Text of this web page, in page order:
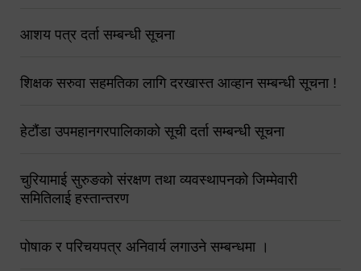
आशय पत्र दर्ता सम्बन्धी सूचना
शिक्षक सरुवा सहमतिका लागि दरखास्त आव्हान सम्बन्धी सूचना !
हेटौंडा उपमहानगरपालिकाको सूची दर्ता सम्बन्धी सूचना
चुरियामाई सुरुङको संरक्षण तथा व्यवस्थापनको जिम्मेवारी
समितिलाई हस्तान्तरण
पोषाक र परिचयपत्र अनिवार्य लगाउने सम्बन्धमा ।